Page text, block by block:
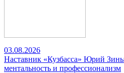
03.08.2026
Наставник «Кузбасса» Юрий
ментальность и профессионализм